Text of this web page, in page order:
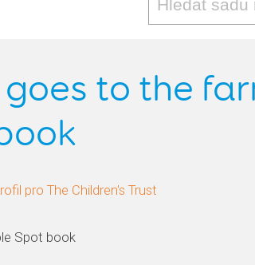
to the
pro The Children's Trust
Spot book